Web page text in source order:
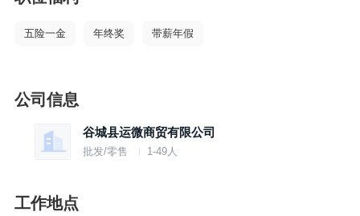
4. 具备数据库设计能力；
五险一金 年终奖 带薪年假
公司信息
谷城县运微商贸有限公司
批发/零售 1-49人
工作地点